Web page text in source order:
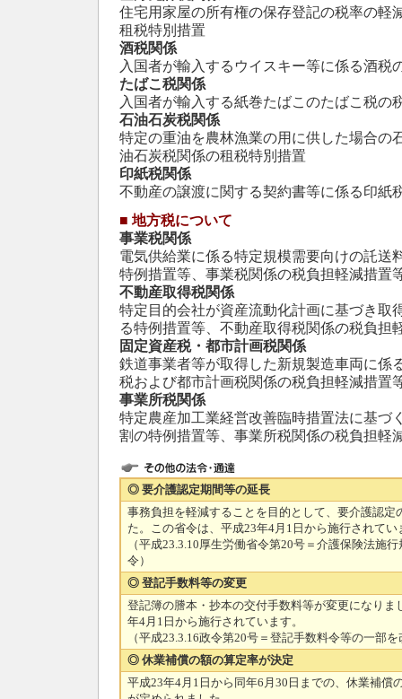
住宅用家屋の所有権の保存登記の税率の軽
租税特別措置
酒税関係
入国者が輸入するウイスキー等に係る酒税
たばこ税関係
入国者が輸入する紙巻たばこのたばこ税の
石油石炭税関係
特定の重油を農林漁業の用に供した場合の
油石炭税関係の租税特別措置
印紙税関係
不動産の譲渡に関する契約書等に係る印紙
■ 地方税について
事業税関係
電気供給業に係る特定規模需要向けの託送
特例措置等、事業税関係の税負担軽減措置
不動産取得税関係
特定目的会社が資産流動化計画に基づき取
る特例措置等、不動産取得税関係の税負担
固定資産税・都市計画税関係
鉄道事業者等が取得した新規製造車両に係
税および都市計画税関係の税負担軽減措置
事業所税関係
特定農産加工業経営改善臨時措置法に基づ
割の特例措置等、事業所税関係の税負担軽
◎ 要介護認定期間等の延長
事務負担を軽減することを目的として、要介護認定
た。この省令は、平成23年4月1日から施行されてい
（平成23.3.10厚生労働省令第20号＝介護保険法施
令）
◎ 登記手数料等の変更
登記簿の謄本・抄本の交付手数料等が変更になりま
年4月1日から施行されています。
（平成23.3.16政令第20号＝登記手数料令等の一部
◎ 休業補償の額の算定率が決定
平成23年4月1日から同年6月30日までの、休業補償